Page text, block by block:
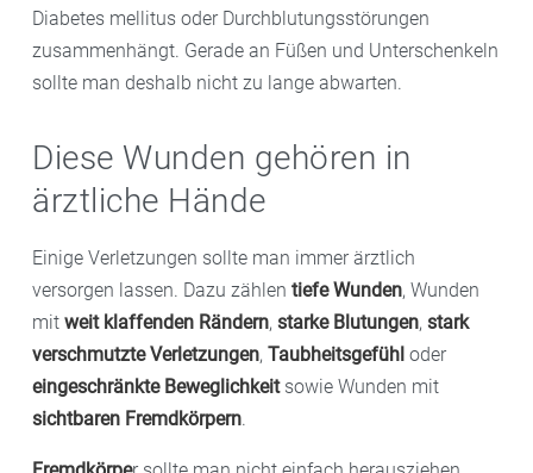
Diabetes mellitus oder Durchblutungsstörungen
zusammenhängt. Gerade an Füßen und Unterschenkeln
sollte man deshalb nicht zu lange abwarten.
Diese Wunden gehören in
ärztliche Hände
Einige Verletzungen sollte man immer ärztlich
versorgen lassen. Dazu zählen tiefe Wunden, Wunden
mit weit klaffenden Rändern, starke Blutungen, stark
verschmutzte Verletzungen, Taubheitsgefühl oder
eingeschränkte Beweglichkeitsowie Wunden mit
sichtbaren Fremdkörpern.